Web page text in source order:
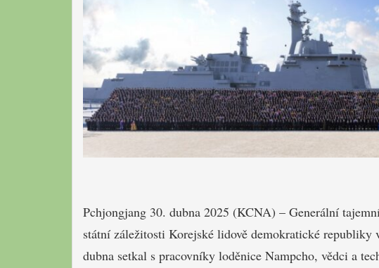
Pchjongjang 30. dubna 2025 (KCNA) – Generální
státní záležitosti Korejské lidově demokratické republiky
dubna setkal s pracovníky loděnice Nampcho, vědci a